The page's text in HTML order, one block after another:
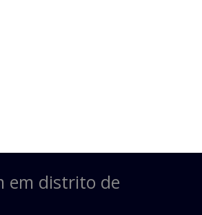
em distrito de